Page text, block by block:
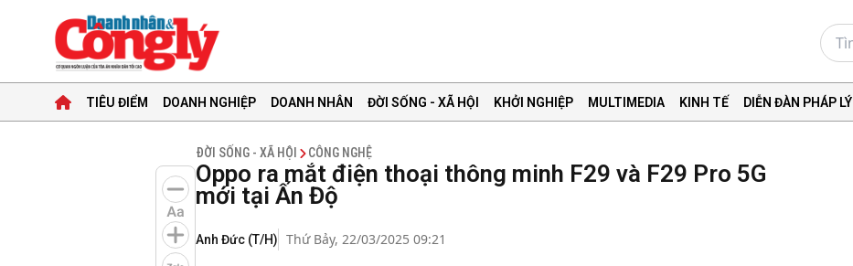
TIÊU ĐIỂM DOANH NGHIỆP DOANH NHÂN ĐỜI SỐNG - XÃ HỘI KHỞI NGHIỆP MULTIMEDIA KINH TẾ DIỄN ĐÀN PHÁP LÝ
ĐỜI SỐNG - XÃ HỘI CÔNG NGHỆ
Oppo ra mắt điện thoại thông minh F29 và F29 Pro 5G
mới tại Ấn Độ
Anh Đức (T/H) Thứ Bảy, 22/03/2025 09:21